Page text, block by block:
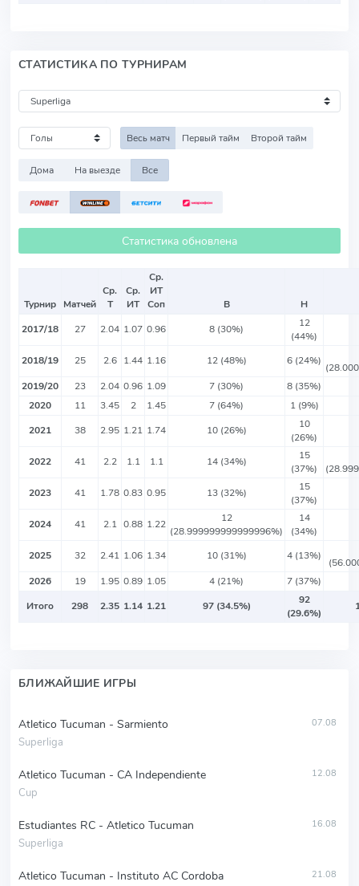
СТАТИСТИКА ПО ТУРНИРАМ
Весь матч Первый тайм Второй тайм
Дома На выезде Все
Статистика обновлена
Турнир Матчей
Ср.
Т
Ср.
ИТ
Ср.
ИТ
Соп
В
Н
2017/18
27 2.04 1.07 0.96 8 (30%)
12
(44%)
2018/19
25 2.6 1.44 1.16 12 (48%) 6 (24%)
2019/20
23 2.04 0.96 1.09 7 (30%)
8 (35%)
2020
11 3.45 2 1.45 7 (64%)
1 (9%)
2021
38 2.95 1.21 1.74 10 (26%)
10
(26%)
2022
41 2.2 1.1 1.1 14 (34%)
15
(37%)
2023
41 1.78 0.83 0.95 13 (32%)
15
(37%)
2024
41 2.1 0.88 1.22
12
(28.999999999999996%)
14
(34%)
2025
32 2.41 1.06 1.34 10 (31%) 4 (13%)
2026
19 1.95 0.89 1.05 4 (21%)
7 (37%)
Итого
298 2.35 1.14 1.21 97 (34.5%)
92
(29.6%)
БЛИЖАЙШИЕ ИГРЫ
Atletico Tucuman - Sarmiento
Superliga
07.08
Atletico Tucuman - CA Independiente
Cup
12.08
Estudiantes RC - Atletico Tucuman
Superliga
16.08
Atletico Tucuman - Instituto AC Cordoba 21.08